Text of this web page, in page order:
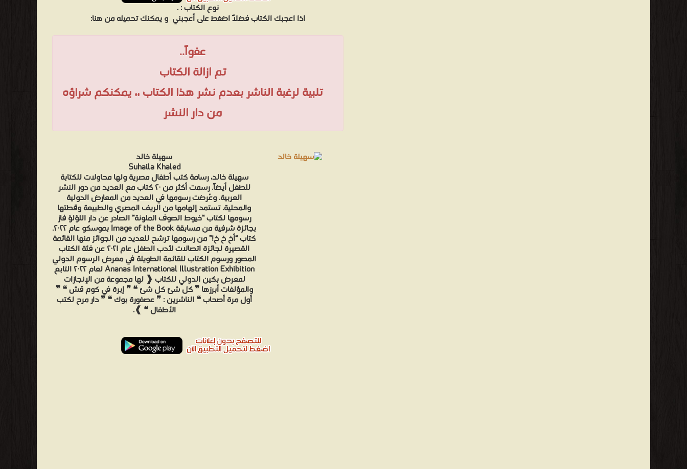
نوع الكتاب :.
اذا اعجبك الكتاب فضلاً اضغط على أعجبني و يمكنك تحميله من هنا:
عفواً..
تم ازالة الكتاب
تلبية لرغبة الناشر بعدم نشر هذا الكتاب ،، يمكنكم شراؤه
من دار النشر
سهيلة خالد
Suhaila Khaled
سهيلة خالد، رسامة كتب أطفال مصرية ولها محاولات للكتابة
للطفل أيضاً. رسمت أكثر من ٢٠ كتاب مع العديد من دور النشر
العربية. وعُرضت رسومها في العديد من المعارض الدولية
والمحلية. تستمد إلهامها من الريف المصري والطبيعة وقطتها
رسومها لكتاب “خيوط الصوف الملونة” الصادر عن دار اللؤلؤ فاز
بجائزة شرفية من مسابقة Image of the Book بموسكو عام ٢٠٢٢.
كتاب “أخ خ خ!” من رسومها ترشح للعديد من الجوائز منها القائمة
القصيرة لجائزة اتصالات لأدب الطفل عام ٢٠٢١ عن فئة الكتاب
المصور ورسوم الكتاب للقائمة الطويلة في معرض الرسوم الدولي
Ananas International Illustration Exhibition لعام ٢٠٢٢ التابع
لمعرض بكين الدولي للكتاب ❰ لها مجموعة من الإنجازات
والمؤلفات أبرزها ❞ كل شئ كل شئ ❝ ❞ إبرة في كوم قش ❝ ❞
أول مرة أصحاب ❝ الناشرين : ❞ عصفورة بوك ❝ ❞ دار مرح لكتب
الأطفال ❝ ❱.